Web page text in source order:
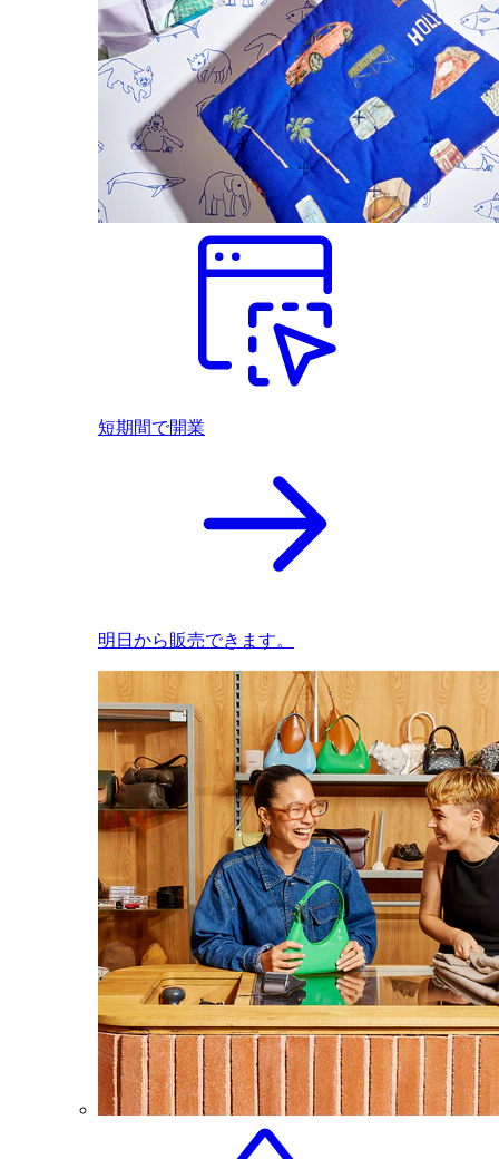
短期間で開業
明日から販売できます。